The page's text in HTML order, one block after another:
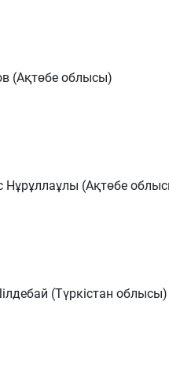
(Ақтөбе облысы)
Нұрұллаұлы (Ақтөбе
(Түркістан облысы)